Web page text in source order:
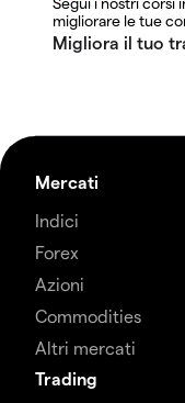
migliorare le tue
Mercati
Indici
Forex
Azioni
Commodities
Altri mercati
Trading